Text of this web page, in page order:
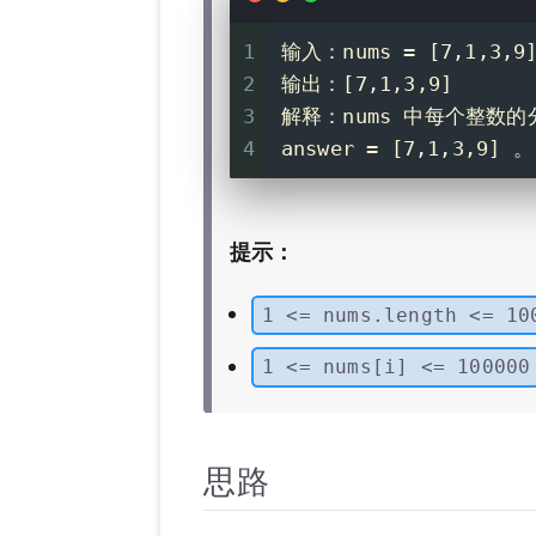
1
2
3
4
输入：nums = [7,1,3,9]
输出：[7,1,3,9]
解释：nums 中每个整数的
answer = [7,1,3,9] 。
提示：
1 <= nums.length <=
1 <= nums[i] <= 100000
思路